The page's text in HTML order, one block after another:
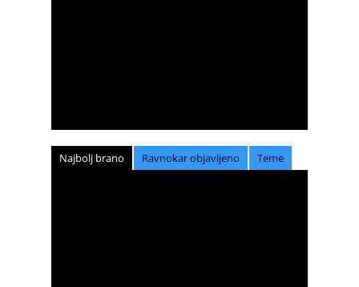
Najbolj brano Ravnokar objavljeno Teme